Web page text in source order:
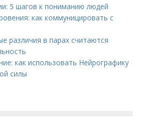
5 шагов к пониманию людей
как коммуницировать с
различия в парах считаются
как использовать Нейрографику
силы